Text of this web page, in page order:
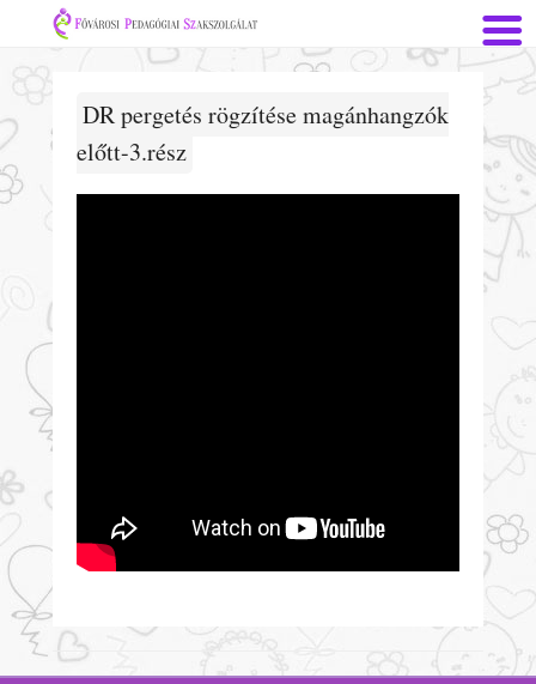
DR pergetés rögzítése magánhangzók
előtt-3.rész